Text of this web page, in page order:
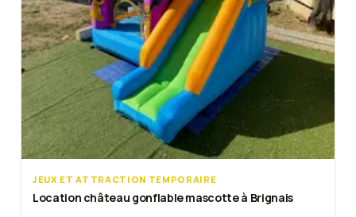
JEUX ET ATTRACTION TEMPORAIRE
Location château gonflable mascotte à Brignais